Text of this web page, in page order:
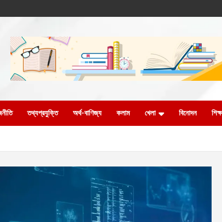
তথ্যপ্রযুক্তি অর্থ-বাণিজ্য কলাম খেলা বিনোদন